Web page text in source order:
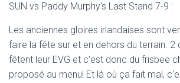
SUN vs Paddy Murphy's Last Stand 7-9 :
Les anciennes gloires irlandaises sont
faire la fête sur et en dehors du terrain. 2
fêtent leur EVG et c'est donc du frisbee
proposé au menu! Et là où ça fait mal,